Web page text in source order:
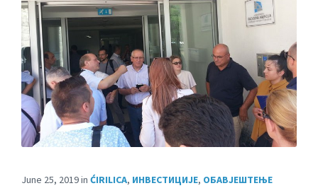
June 25, 2019in ĆIRILICA, ИНВЕСТИЦИЈЕ, ОБАВЈЕШТЕЊЕ